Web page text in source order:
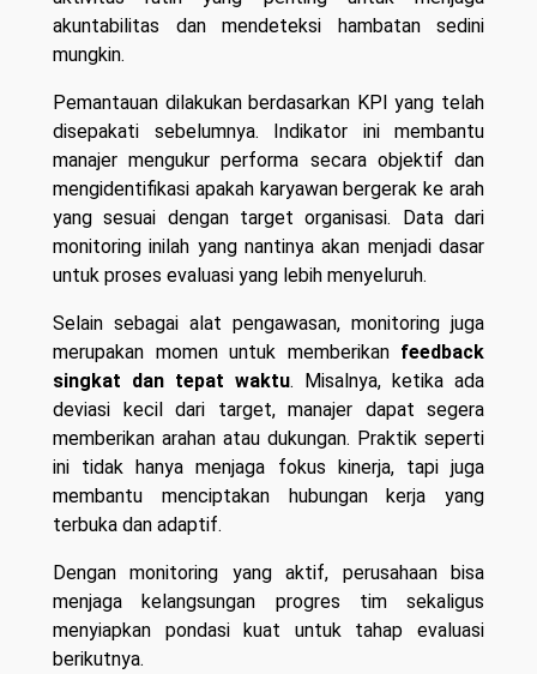
akuntabilitas dan mendeteksi hambatan sedini
mungkin.
Pemantauan dilakukan berdasarkan KPI yang telah
disepakati sebelumnya. Indikator ini membantu
manajer mengukur performa secara objektif dan
mengidentifikasi apakah karyawan bergerak ke arah
yang sesuai dengan target organisasi. Data dari
monitoring inilah yang nantinya akan menjadi dasar
untuk proses evaluasi yang lebih menyeluruh.
Selain sebagai alat pengawasan, monitoring juga
merupakan momen untuk memberikan feedback
singkat dan tepat waktu. Misalnya, ketika ada
deviasi kecil dari target, manajer dapat segera
memberikan arahan atau dukungan. Praktik seperti
ini tidak hanya menjaga fokus kinerja, tapi juga
membantu menciptakan hubungan kerja yang
terbuka dan adaptif.
Dengan monitoring yang aktif, perusahaan bisa
menjaga kelangsungan progres tim sekaligus
menyiapkan pondasi kuat untuk tahap evaluasi
berikutnya.